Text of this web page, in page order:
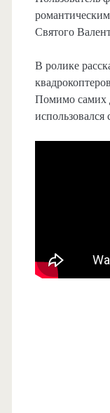
Святого
В ролике
Помимо самих
использовался